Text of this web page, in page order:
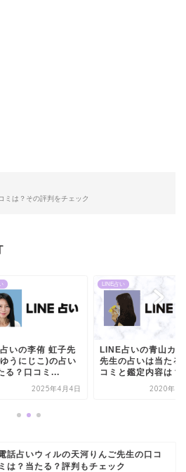
ミは？その評判をチェック
いの李侑 虹子先
うにじこ)の占い
る？口コミ...
2025年4月4日
LINE占い
LINE占いの青山カ
先生の占いは当たる
コミと鑑定内容は？
2020年5
話占いウィルの天河りんご先生の口コ
ミは？当たる？評判もチェック